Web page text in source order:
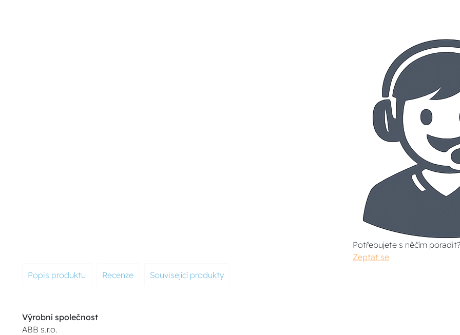
Potřebujete s něčím poradit?
Zeptat se
Popis produktu
Recenze Související produkty
Výrobní společnost
ABB s.r.o.